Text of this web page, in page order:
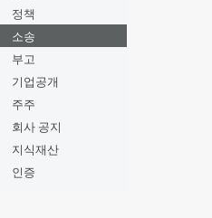
정책
소송
부고
기업공개
주주
회사 공지
지식재산
인증